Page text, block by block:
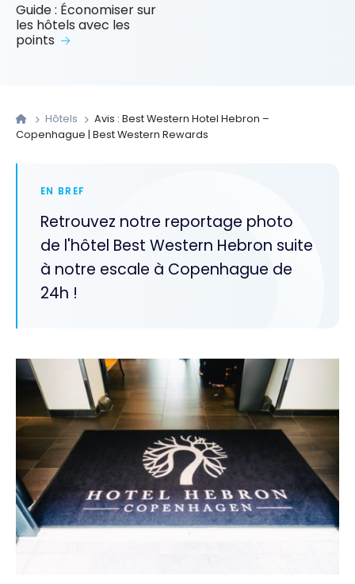
Guide : Économiser sur
les hôtels avec les
points
Hôtels
Avis : Best Western Hotel Hebron –
Copenhague | Best Western Rewards
EN BREF
Retrouvez notre reportage photo
de l'hôtel Best Western Hebron suite
à notre escale à Copenhague de
24h !